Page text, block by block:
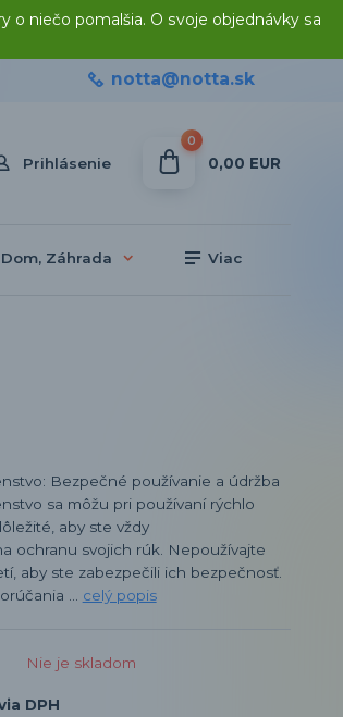
niečo pomalšia. O svoje objednávky sa
Prihlásenie
notta@notta.sk
0
0,00 EUR
Dom, Záhrada Viac
Bezpečné používanie a údržba
sa môžu pri používaní rýchlo
aby ste vždy
ochranu svojich rúk. Nepoužívajte
aby ste zabezpečili ich bezpečnosť.
... celý popis
Nie je skladom
DPH